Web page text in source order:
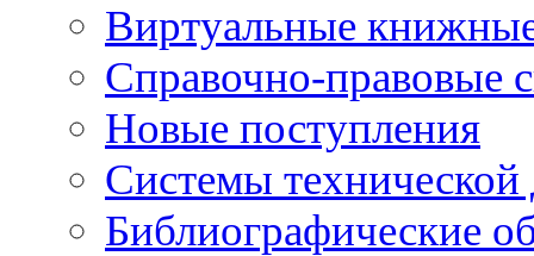
Виртуальные
Справочно-правовые
Новые поступления
Cистемы
Библиографические